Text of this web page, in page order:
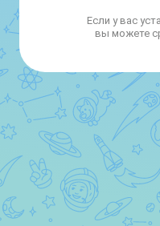
Если у вас
вы можете